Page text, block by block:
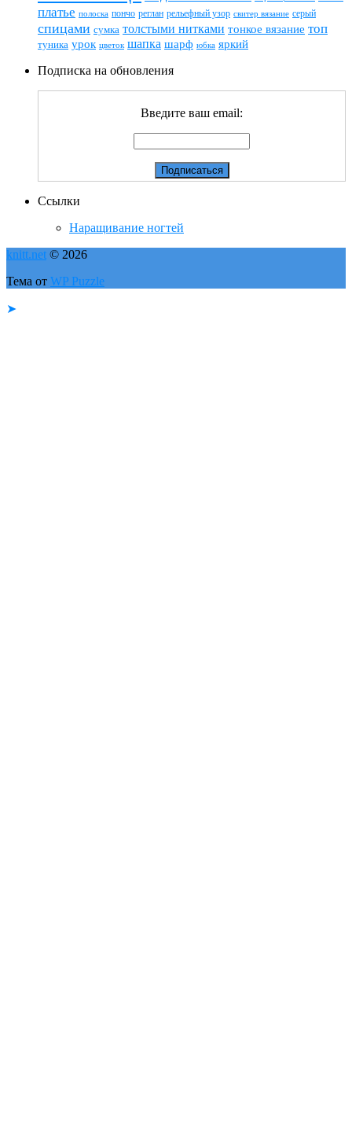
платье полоска пончо реглан рельефный узор свитер вязание серый
спицами сумка толстыми нитками тонкое вязание топ
туника урок цветок шапка шарф юбка яркий
Подписка на обновления
Введите ваш email:
Ссылки
Наращивание ногтей
knitt.net © 2026
Тема от WP Puzzle
➤